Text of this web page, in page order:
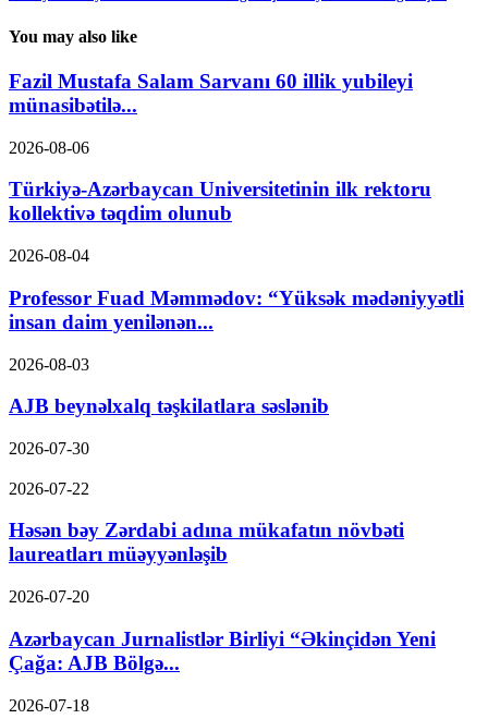
You may also like
Fazil Mustafa Salam Sarvanı 60 illik yubileyi
münasibətilə...
2026-08-06
Türkiyə-Azərbaycan Universitetinin ilk rektoru
kollektivə təqdim olunub
2026-08-04
Professor Fuad Məmmədov: “Yüksək mədəniyyətli
insan daim yenilənən...
2026-08-03
AJB beynəlxalq təşkilatlara səslənib
2026-07-30
2026-07-22
Həsən bəy Zərdabi adına mükafatın növbəti
laureatları müəyyənləşib
2026-07-20
Azərbaycan Jurnalistlər Birliyi “Əkinçidən Yeni
Çağa: AJB Bölgə...
2026-07-18